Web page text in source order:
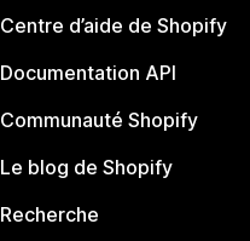
Centre d’aide de Shopify
Documentation API
Communauté Shopify
Le blog de Shopify
Recherche